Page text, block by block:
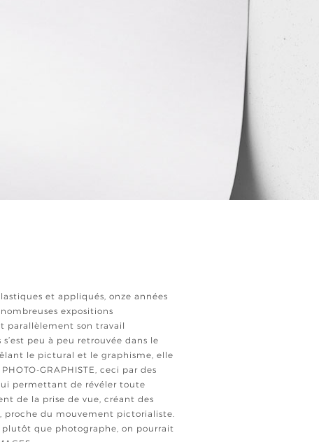
et appliqués, onze années
expositions
parallèlement son travail
peu à peu retrouvée dans le
le pictural et le graphisme, elle
GRAPHISTE, ceci par des
permettant de révéler toute
de la prise de vue, créant des
proche du mouvement pictorialiste.
plutôt que photographe, on pourrait